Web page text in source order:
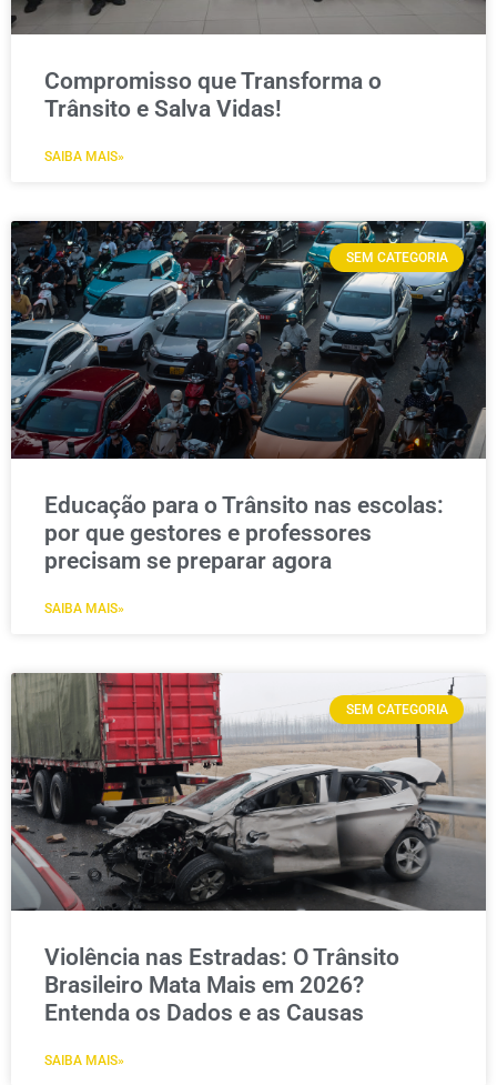
Compromisso que Transforma o
Trânsito e Salva Vidas!
SAIBA MAIS»
SEM CATEGORIA
Educação para o Trânsito nas escolas:
por que gestores e professores
precisam se preparar agora
SAIBA MAIS»
SEM CATEGORIA
Violência nas Estradas: O Trânsito
Brasileiro Mata Mais em 2026?
Entenda os Dados e as Causas
SAIBA MAIS»